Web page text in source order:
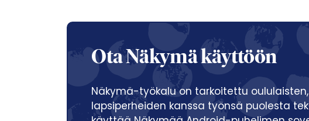
Ota Näkymä käyttöön
Näkymä-työkalu on tarkoitettu
lapsiperheiden kanssa työnsä puolesta